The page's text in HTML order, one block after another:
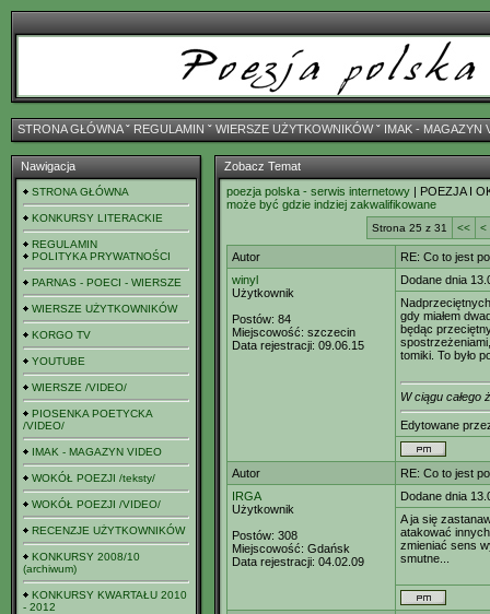
STRONA GŁÓWNAˇ REGULAMIN ˇ WIERSZE UŻYTKOWNIKÓWˇ IMAK - MAGAZYN
Nawigacja
STRONA GŁÓWNA
KONKURSY LITERACKIE
REGULAMIN
POLITYKA PRYWATNOŚCI
PARNAS - POECI - WIERSZE
WIERSZE UŻYTKOWNIKÓW
KORGO TV
YOUTUBE
WIERSZE /VIDEO/
PIOSENKA POETYCKA
/VIDEO/
IMAK - MAGAZYN VIDEO
WOKÓŁ POEZJI /teksty/
WOKÓŁ POEZJI /VIDEO/
RECENZJE UŻYTKOWNIKÓW
KONKURSY 2008/10
(archiwum)
KONKURSY KWARTAŁU 2010
- 2012
Zobacz Temat
poezja polska - serwis internetowy | POEZJA I
może być gdzie indziej zakwalifikowane
Strona 25 z 31 << <
Autor
RE: Co to jest
winyl
Użytkownik
Postów: 84
Miejscowość: szczecin
Data rejestracji: 09.06.15
Dodane dnia
gdy miałem
będąc
tomiki. To było
W ciągu całego
Edytowane
Autor
RE: Co to jest
IRGA
Użytkownik
Postów: 308
Miejscowość: Gdańsk
Data rejestracji: 04.02.09
Dodane dnia
A ja się
atakować
zmieniać sens
smutne...